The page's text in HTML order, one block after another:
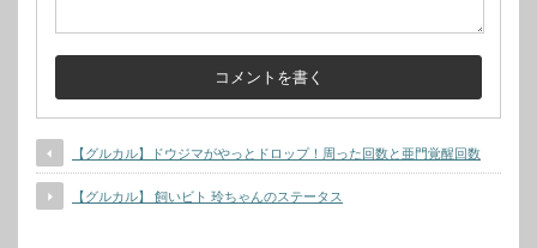
【グルカル】ドウジマがやっとドロップ！周った回数と亜門覚醒回数
【グルカル】 飼いビト 玲ちゃんのステータス